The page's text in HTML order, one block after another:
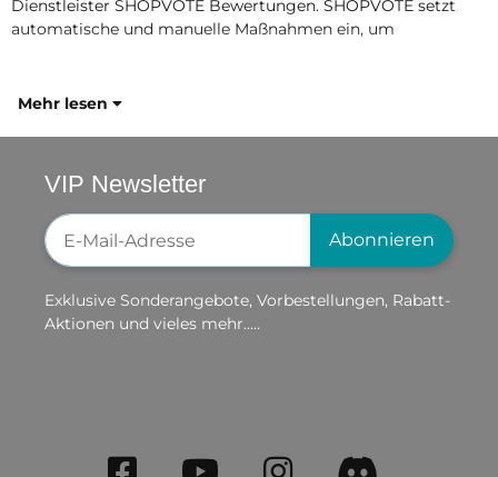
Dienstleister SHOPVOTE Bewertungen. SHOPVOTE setzt
automatische und manuelle Maßnahmen ein, um
Mehr lesen
VIP Newsletter
Newsletter-Registrierung
Abonnieren
Exklusive Sonderangebote, Vorbestellungen, Rabatt-
Aktionen und vieles mehr.....